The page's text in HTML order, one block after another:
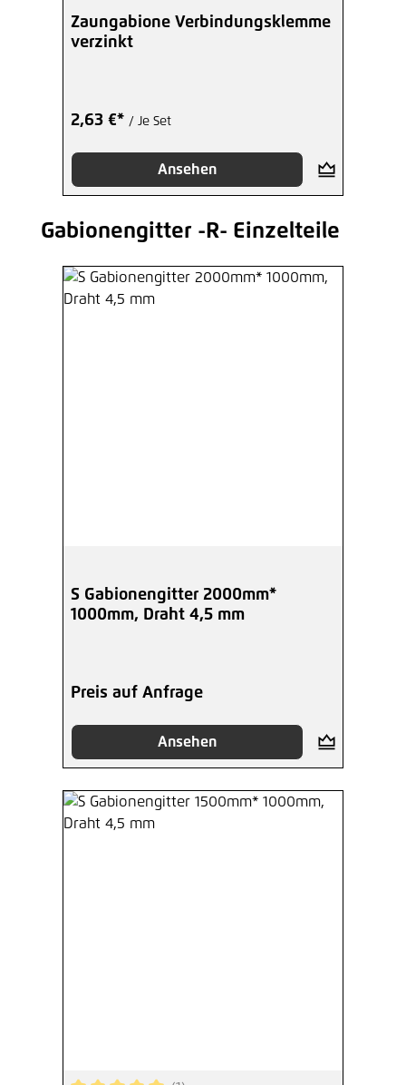
Durchschnittliche Bewertung von 5 von 5
Zaungabione Verbindungsklemme
verzinkt
2,63 €* / Je Set
Ansehen
Produktgalerie überspringen
Gabionengitter -R- Einzelteile
S Gabionengitter 2000mm*
1000mm, Draht 4,5 mm
Preis auf Anfrage
Ansehen